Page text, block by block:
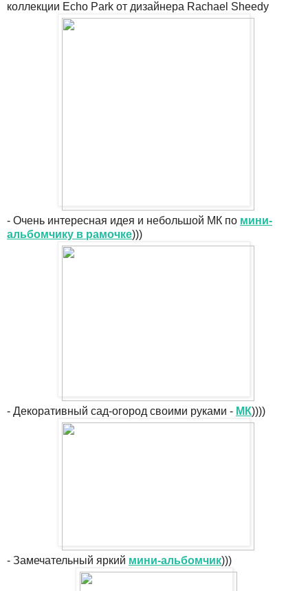
коллекции Echo Park от дизайнера Rachael Sheedy
- Очень интересная идея и небольшой МК по мини-
альбомчику в рамочке)))
- Декоративный сад-огород своими руками - МК))))
- Замечательный яркий мини-альбомчик)))